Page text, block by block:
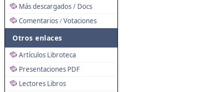
Más descargados / Docs
Comentarios / Votaciones
Otros enlaces
Artículos Libroteca
Presentaciones PDF
Lectores Libros